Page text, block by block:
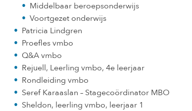
Middelbaar beroepsonderwijs
Voortgezet onderwijs
Patricia Lindgren
Proefles vmbo
Q&A vmbo
Rejuell, Leerling vmbo, 4e leerjaar
Rondleiding vmbo
Seref Karaaslan – Stagecoördinator MBO
Sheldon, leerling vmbo, leerjaar 1